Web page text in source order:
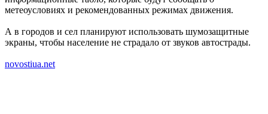
метеоусловиях и рекомендованных режимах движения.
А в городов и сел планируют использовать шумозащитные
экраны, чтобы население не страдало от звуков автострады.
novostiua.net